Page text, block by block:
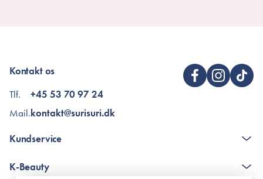
Kontakt os
Tlf.
Mail.
+45 53 70 97 24
kontakt@surisuri.dk
Kundservice
Poängshop - frågor och svar
K-Beauty